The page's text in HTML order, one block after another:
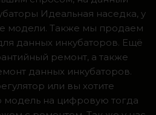
Идеальная наседка, у
модели. Также мы продаем
данных инкубаторов. Ещё
ремонт, а также
данных инкубаторов.
или вы хотите
модель на цифровую тогда